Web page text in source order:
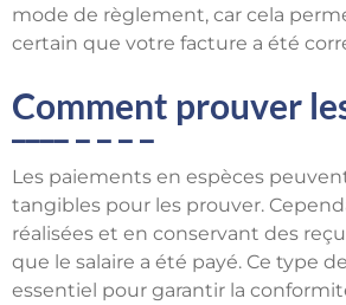
mode de règlement, car cela
certain que votre facture a été
Comment prouver
Les paiements en espèces
tangibles pour les prouver.
réalisées et en conservant des
que le salaire a été payé. Ce type
essentiel pour garantir la